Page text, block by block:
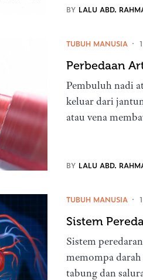
BY LALU ABD.
TUBUH MANUSIA
Perbedaan
Pembuluh nadi
keluar dari
atau vena
BY LALU ABD.
TUBUH MANUSIA
Sistem
Sistem
memompa
tabung dan